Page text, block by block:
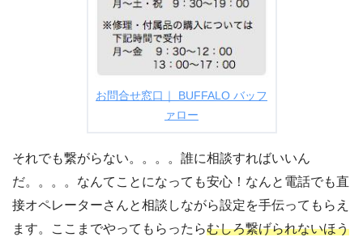
お問合せ窓口｜ BUFFALO バッフ
ァロー
それでも繋がらない。。。。誰に相談すればいいん
だ。。。。なんてことになっても安心！なんと電話でも直
接オペレーターさんと相談しながら設定を手伝ってもらえ
ます。ここまでやってもらったらむしろ繋げられないほう